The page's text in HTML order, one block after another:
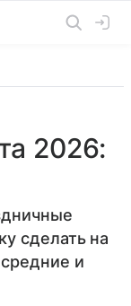
2026:
сделать на
и